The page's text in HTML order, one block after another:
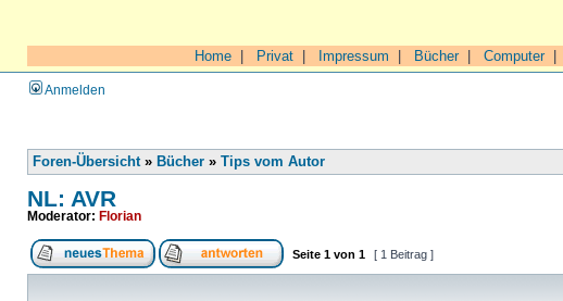
Home Privat Impressum Bücher| Computer|
Anmelden
Foren-Übersicht» Bücher » Tips vom Autor
NL: AVR
Moderator: Florian
Seite 1 von 1 [ 1 Beitrag ]